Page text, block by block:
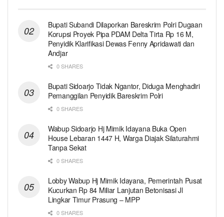
Bupati Subandi Dilaporkan Bareskrim Polri Dugaan
Korupsi Proyek Pipa PDAM Delta Tirta Rp 16 M,
Penyidik Klarifikasi Dewas Fenny Apridawati dan
Andjar
0 SHARES
Bupati Sidoarjo Tidak Ngantor, Diduga Menghadiri
Pemanggilan Penyidik Bareskrim Polri
0 SHARES
Wabup Sidoarjo Hj Mimik Idayana Buka Open
House Lebaran 1447 H, Warga Diajak Silaturahmi
Tanpa Sekat
0 SHARES
Lobby Wabup Hj Mimik Idayana, Pemerintah Pusat
Kucurkan Rp 84 Miliar Lanjutan Betonisasi Jl
Lingkar Timur Prasung – MPP
0 SHARES